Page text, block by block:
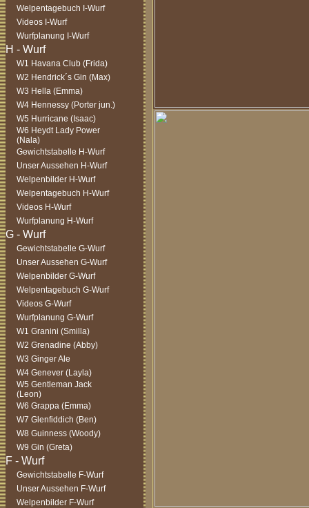
Welpentagebuch I-Wurf
Videos I-Wurf
Wurfplanung I-Wurf
W1 Havana Club (Frida)
W2 Hendrick´s Gin (Max)
W3 Hella (Emma)
W4 Hennessy (Porter jun.)
W5 Hurricane (Isaac)
W6 Heydt Lady Power
(Nala)
Gewichtstabelle H-Wurf
Unser Aussehen H-Wurf
Welpenbilder H-Wurf
Welpentagebuch H-Wurf
Videos H-Wurf
Wurfplanung H-Wurf
Gewichtstabelle G-Wurf
Unser Aussehen G-Wurf
Welpenbilder G-Wurf
Welpentagebuch G-Wurf
Videos G-Wurf
Wurfplanung G-Wurf
W1 Granini (Smilla)
W2 Grenadine (Abby)
W3 Ginger Ale
W4 Genever (Layla)
W5 Gentleman Jack
(Leon)
W6 Grappa (Emma)
W7 Glenfiddich (Ben)
W8 Guinness (Woody)
W9 Gin (Greta)
Gewichtstabelle F-Wurf
Unser Aussehen F-Wurf
Welpenbilder F-Wurf